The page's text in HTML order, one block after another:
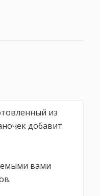
из
добавит
вами